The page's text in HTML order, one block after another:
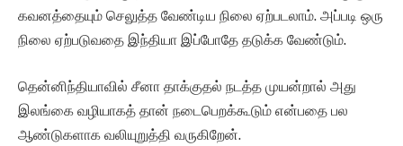
கவனத்தையும் செலுத்த வேண்டிய நிலை ஏற்படலாம். அப்படி ஒரு
நிலை ஏற்படுவதை இந்தியா இப்போதே தடுக்க வேண்டும்.
தென்னிந்தியாவில் சீனா தாக்குதல் நடத்த முயன்றால் அது
இலங்கை வழியாகத் தான் நடைபெறக்கூடும் என்பதை பல
ஆண்டுகளாக வலியுறுத்தி வருகிறேன்.